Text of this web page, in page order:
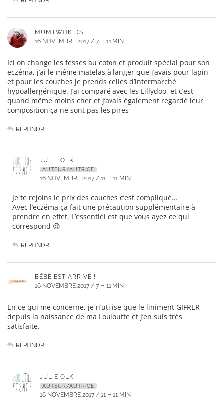
MUMTWOKIDS
16 NOVEMBRE 2017 / 7 H 11 MIN
Ici on change les fesses au coton et produit spécial pour son
eczéma, j’ai le même matelas à langer que j’avais pour lapin
et pour les couches je prends celles d’intermarché
hypoallergénique. J’ai comparé avec les Lillydoo, et c’est
quand même moins cher et j’avais également regardé leur
composition ça ne sont pas les pires
RÉPONDRE
JULIE OLK
AUTEUR/AUTRICE
16 NOVEMBRE 2017 / 11 H 11 MIN
Je te rejoins le prix des couches c’est compliqué…
Avec l’eczéma ça fait une précaution supplémentaire à
prendre en effet. L’essentiel est que vous ayez ce qui
correspond 😉
RÉPONDRE
BÉBÉ EST ARRIVÉ !
16 NOVEMBRE 2017 / 7 H 11 MIN
En ce qui me concerne, je n’utilise que le liniment GIFRER
depuis la naissance de ma Louloutte et j’en suis très
satisfaite.
RÉPONDRE
JULIE OLK
AUTEUR/AUTRICE
16 NOVEMBRE 2017 / 11 H 11 MIN